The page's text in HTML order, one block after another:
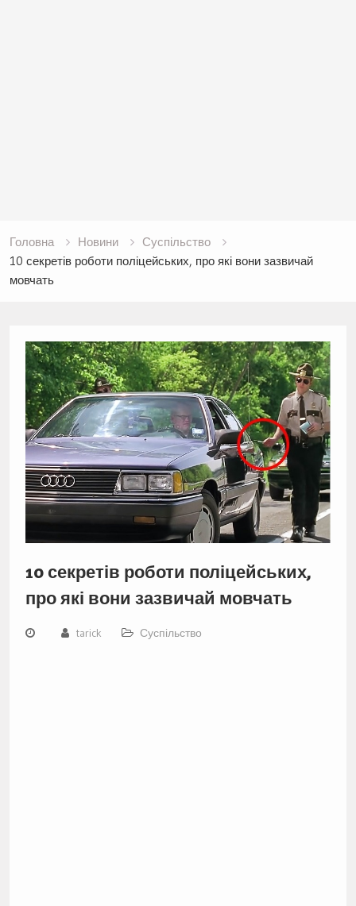
Головна Новини
Суспільство
10 секретів роботи поліцейських, про які вони зазвичай
мовчать
10 секретів роботи поліцейських,
про які вони зазвичай мовчать
tarick Суспільство